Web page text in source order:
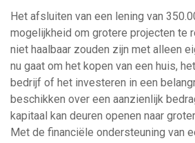
Het afsluiten van een lening van
mogelijkheid om grotere projecten te
niet haalbaar zouden zijn met alleen
nu gaat om het kopen van een huis,
bedrijf of het investeren in een
beschikken over een aanzienlijk
kapitaal kan deuren openen naar
Met de financiële ondersteuning van